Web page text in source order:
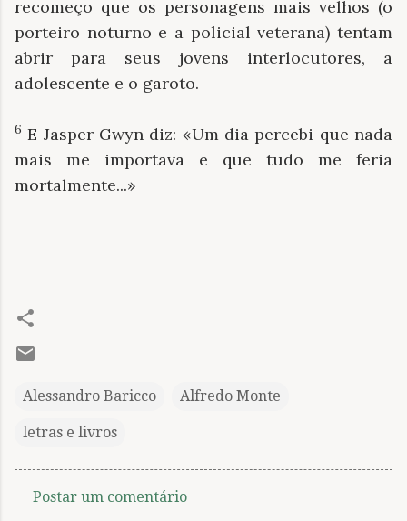
recomeço que os personagens mais velhos (o
porteiro noturno e a policial veterana) tentam
abrir para seus jovens interlocutores, a
adolescente e o garoto.
6 E Jasper Gwyn diz: «Um dia percebi que nada
mais me importava e que tudo me feria
mortalmente...»
Alessandro Baricco Alfredo Monte
letras e livros
Postar um comentário